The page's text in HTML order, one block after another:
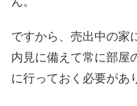
ですから、売出中の家
内見に備えて常に部屋
に行っておく必要があ